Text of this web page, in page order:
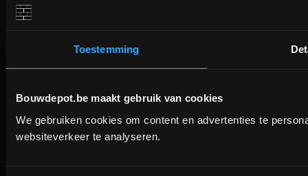
Toestemming
Bouwdepot.be maakt gebruik van cookies
We gebruiken cookies om content en advertenties te
websiteverkeer te analyseren.
FacebookYouTube
Instagram
©2026 - BOUWDEPOT BV| Industriepark-West 75, 9100 Sint-Niklaas
(BE) | BTW BE0670.770.143 | E. contact[at]bouwdepot.be
DEPOT